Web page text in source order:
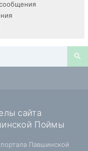
сайта
Поймы
Павшинской